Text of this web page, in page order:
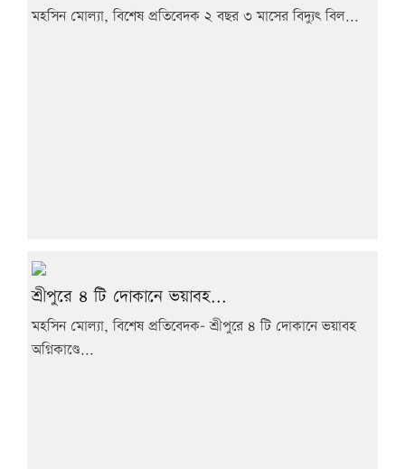
মহসিন মোল্যা, বিশেষ প্রতিবেদক ২ বছর ৩ মাসের বিদ্যুৎ বিল...
শ্রীপুরে ৪ টি দোকানে ভয়াবহ...
মহসিন মোল্যা, বিশেষ প্রতিবেদক- শ্রীপুরে ৪ টি দোকানে ভয়াবহ
অগ্নিকাণ্ডে...